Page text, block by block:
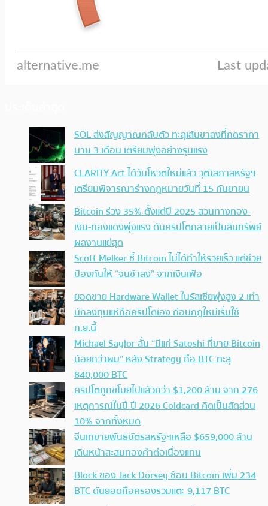
SOL ส่งสัญญาณกลับตัว ทะลุเส้นขาลงที่กดราคา
นาน 3 เดือน เตรียมพุ่งอย่างรุนแรง
CLARITY Act ได้วันโหวตใหม่แล้ว วุฒิสภาสหรัฐฯ
เตรียมพิจารณาร่างกฎหมายวันที่ 15 กันยายน
Bitcoin ร่วง 35% ตั้งแต่ปี 2025 สวนทางทอง-
เงิน-ทองแดงพุ่งแรง ดันคริปโตกลายเป็นสินทรัพย์
ผลงานแย่สุด
Scott Melker ชี้ Bitcoin ไม่ได้ทำให้รวยเร็ว แต่ช่วย
ป้องกันให้ “จนช้าลง” จากเงินเฟ้อ
ยอดขาย Hardware Wallet ในรัสเซียพุ่งสูง 2 เท่า
นักลงทุนแห่ถือคริปโตเอง ก่อนกฎใหม่เริ่มใช้
ก.ย.นี้
Michael Saylor ลั่น “มีแค่ Satoshi ที่ขาย Bitcoin
น้อยกว่าผม” หลัง Strategy ถือ BTC ทะลุ
840,000 BTC
คริปโตถูกขโมยไปแล้วกว่า $1,200 ล้าน จาก 276
เหตุการณ์ในปี ปี 2026 Coldcard คิดเป็นสัดส่วน
10% จากทั้งหมด
จีนเทขายพันธบัตรสหรัฐฯเหลือ $659,000 ล้าน
เดินหน้าสะสมทองคำต่อเนื่องแทน
Block ของ Jack Dorsey ช้อน Bitcoin เพิ่ม 234
BTC ดันยอดถือครองรวมแตะ 9,117 BTC